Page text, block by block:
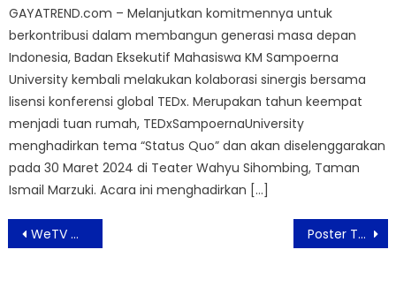
GAYATREND.com – Melanjutkan komitmennya untuk
berkontribusi dalam membangun generasi masa depan
Indonesia, Badan Eksekutif Mahasiswa KM Sampoerna
University kembali melakukan kolaborasi sinergis bersama
lisensi konferensi global TEDx. Merupakan tahun keempat
menjadi tuan rumah, TEDxSampoernaUniversity
menghadirkan tema “Status Quo” dan akan diselenggarakan
pada 30 Maret 2024 di Teater Wahyu Sihombing, Taman
Ismail Marzuki. Acara ini menghadirkan […]
Post
navigation
WeTV Original Duren Jatuh Tayang 3 April 2025, Perjuangan Cinta yang Unik dan Romantis Banget Poster Terbaru Qodrat 2 Resmi Dirilis: Perjalanan Menuju Hari Kemenangan!